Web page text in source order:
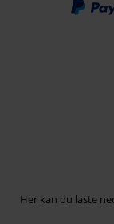
Her kan du laste